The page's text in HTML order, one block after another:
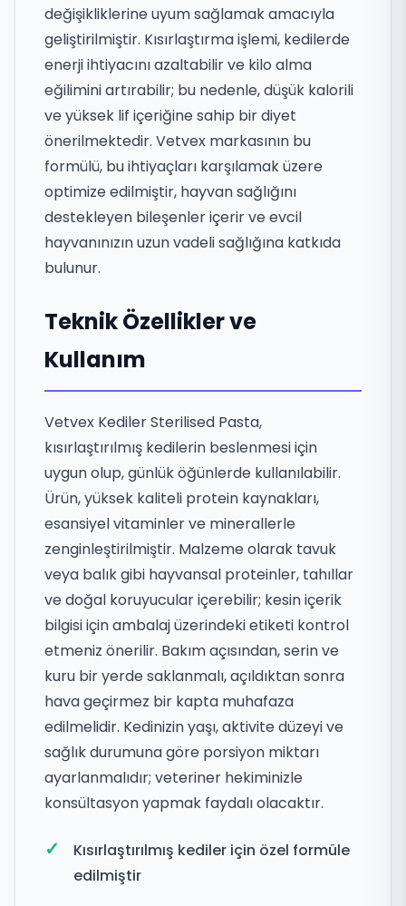
değişikliklerine uyum sağlamak amacıyla
geliştirilmiştir. Kısırlaştırma işlemi, kedilerde
enerji ihtiyacını azaltabilir ve kilo alma
eğilimini artırabilir; bu nedenle, düşük kalorili
ve yüksek lif içeriğine sahip bir diyet
önerilmektedir. Vetvex markasının bu
formülü, bu ihtiyaçları karşılamak üzere
optimize edilmiştir, hayvan sağlığını
destekleyen bileşenler içerir ve evcil
hayvanınızın uzun vadeli sağlığına katkıda
bulunur.
Teknik Özellikler ve
Kullanım
Vetvex Kediler Sterilised Pasta,
kısırlaştırılmış kedilerin beslenmesi için
uygun olup, günlük öğünlerde kullanılabilir.
Ürün, yüksek kaliteli protein kaynakları,
esansiyel vitaminler ve minerallerle
zenginleştirilmiştir. Malzeme olarak tavuk
veya balık gibi hayvansal proteinler, tahıllar
ve doğal koruyucular içerebilir; kesin içerik
bilgisi için ambalaj üzerindeki etiketi kontrol
etmeniz önerilir. Bakım açısından, serin ve
kuru bir yerde saklanmalı, açıldıktan sonra
hava geçirmez bir kapta muhafaza
edilmelidir. Kedinizin yaşı, aktivite düzeyi ve
sağlık durumuna göre porsiyon miktarı
ayarlanmalıdır; veteriner hekiminizle
konsültasyon yapmak faydalı olacaktır.
Kısırlaştırılmış kediler için özel formüle
edilmiştir